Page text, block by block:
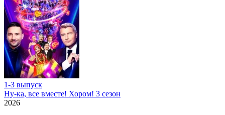
1-3 выпуск
Ну-ка, все вместе! Хором! 3 сезон
2026